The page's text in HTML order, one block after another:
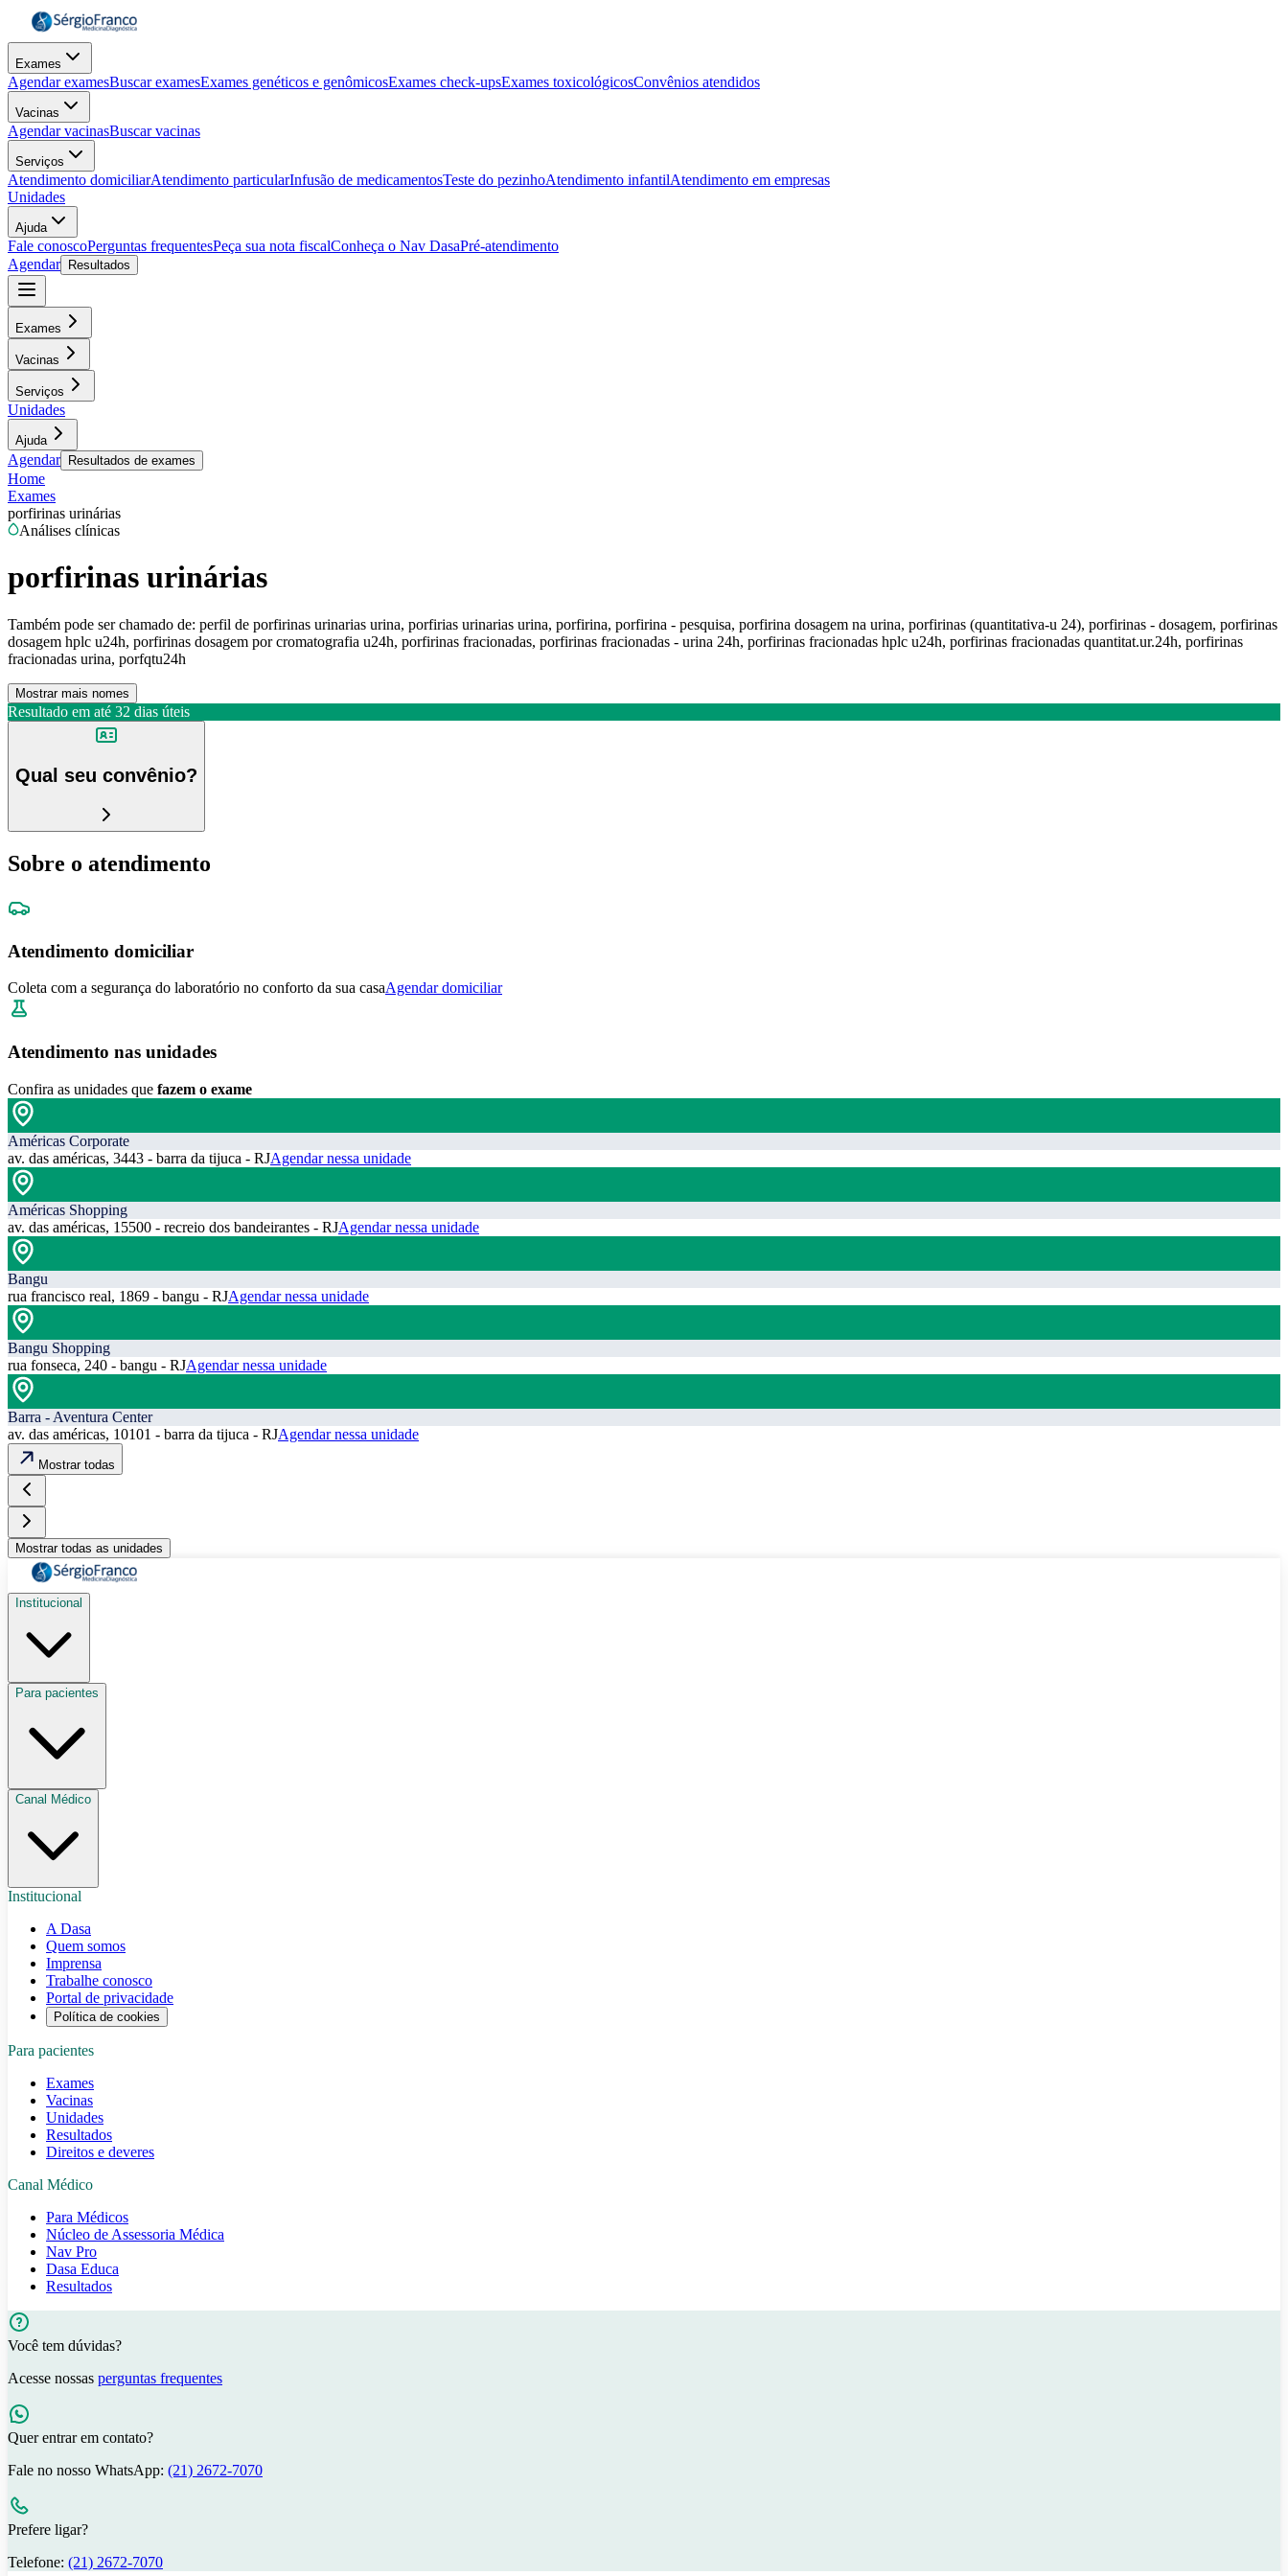
Exames
Agendar examesBuscar examesExames genéticos e genômicosExames check-upsExames toxicológicosConvênios atendidos
Vacinas
Agendar vacinasBuscar vacinas
Serviços
Atendimento domiciliarAtendimento particularInfusão de medicamentosTeste do pezinhoAtendimento infantilAtendimento em empresas
Unidades
Ajuda
Fale conoscoPerguntas frequentesPeça sua nota fiscalConheça o Nav DasaPré-atendimento
Agendar
Resultados
Exames
Vacinas
Serviços
Unidades
Ajuda
Agendar Resultados de exames
Home
Exames
porfirinas urinárias
Análises clínicas
porfirinas urinárias
Também pode ser chamado de: perfil de porfirinas urinarias urina, porfirias urinarias urina, porfirina, porfirina - pesquisa, porfirina dosagem na urina, porfirinas (quantitativa-u 24), porfirinas - dosagem, porfirinas
dosagem hplc u24h, porfirinas dosagem por cromatografia u24h, porfirinas fracionadas, porfirinas fracionadas - urina 24h, porfirinas fracionadas hplc u24h, porfirinas fracionadas quantitat.ur.24h, porfirinas
fracionadas urina, porfqtu24h
Mostrar mais nomes
Resultado em até 32 dias úteis
Qual seu convênio?
Sobre o atendimento
Atendimento domiciliar
Coleta com a segurança do laboratório no conforto da sua casaAgendar domiciliar
Atendimento nas unidades
Confira as unidades que fazem o exame
Américas Corporate
av. das américas, 3443 - barra da tijuca - RJAgendar nessa unidade
Américas Shopping
av. das américas, 15500 - recreio dos bandeirantes - RJAgendar nessa unidade
Bangu
rua francisco real, 1869 - bangu - RJAgendar nessa unidade
Bangu Shopping
rua fonseca, 240 - bangu - RJAgendar nessa unidade
Barra - Aventura Center
av. das américas, 10101 - barra da tijuca - RJAgendar nessa unidade
Mostrar todas
Mostrar todas as unidades
Institucional
Para pacientes
Canal Médico
Institucional
A Dasa
Quem somos
Imprensa
Trabalhe conosco
Portal de privacidade
Política de cookies
Para pacientes
Exames
Vacinas
Unidades
Resultados
Direitos e deveres
Canal Médico
Para Médicos
Núcleo de Assessoria Médica
Nav Pro
Dasa Educa
Resultados
Você tem dúvidas?
Acesse nossas perguntas frequentes
Quer entrar em contato?
Fale no nosso WhatsApp: (21) 2672-7070
Prefere ligar?
Telefone: (21) 2672-7070